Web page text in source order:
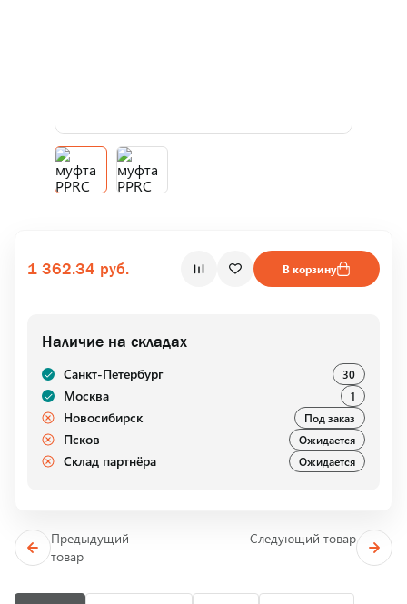
1 362.34 руб. В корзину
Наличие на складах
Санкт-Петербург 30
Москва 1
Новосибирск Под заказ
Псков Ожидается
Склад партнёра Ожидается
Предыдущий
товар
Следующий товар